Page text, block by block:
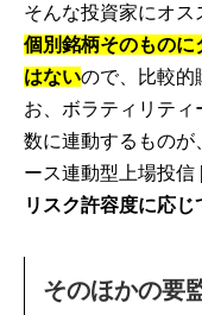
そんな投資家にオス
個別銘柄そのものに
はないので、比較的
お、ボラティリテ
数に連動するもの
ース連動型上場投信
リスク許容度に応じ
そのほかの要